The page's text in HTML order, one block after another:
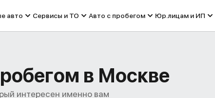
авто Сервисы и ТО Авто с пробегом Юр.лицам и ИП
в Москве
интересен именно вам